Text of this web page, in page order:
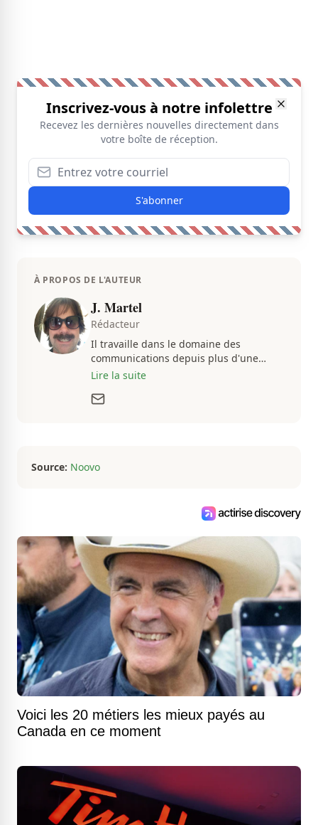
Inscrivez-vous à notre infolettre
Recevez les dernières nouvelles directement dans
votre boîte de réception.
S'abonner
À PROPOS DE L'AUTEUR
J. Martel
Rédacteur
Il travaille dans le domaine des
communications depuis plus d'une
dizaine d'années, en plus d'être
actualités. Autant intéressé par les
Lire la suite
Source: Noovo
Voici les 20 métiers les mieux payés au
Canada en ce moment